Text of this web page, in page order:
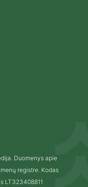
Duomenys apie
registre. Kodas
LT323408811